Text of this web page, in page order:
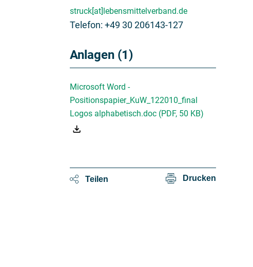
struck[at]lebensmittelverband.de
Telefon: +49 30 206143-127
Anlagen (1)
Microsoft Word -
Positionspapier_KuW_122010_final
Logos alphabetisch.doc (PDF, 50 KB)
Teilen Drucken